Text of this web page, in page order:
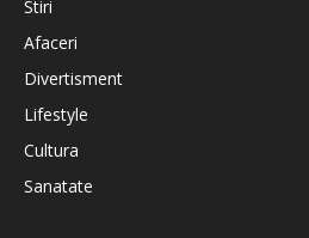
Stiri
Afaceri
Divertisment
Lifestyle
Cultura
Sanatate